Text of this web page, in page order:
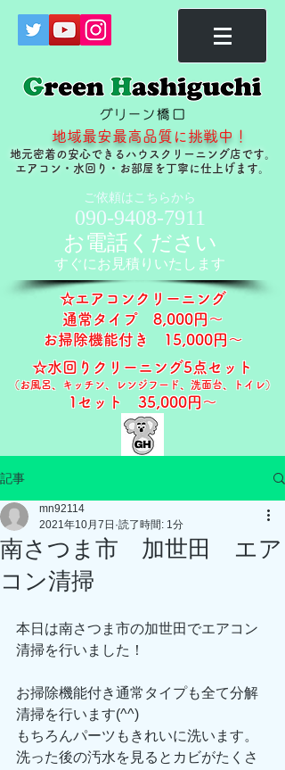
ご依頼はこちらから
090-9408-7911
お電話ください
すぐに​お見積りいたします
地域最安最高品質に挑戦中！
地元密着の安心できるハウスクリーニング店です。
​エアコン・水回り・お部屋を丁寧に仕上げます。
☆エアコンクリーニング
通常タイプ ​8,000円～
お掃除機能付き 15,000円～​​
☆水回りクリーニング5点セット
（お風呂、キッチン、レンジフード、洗面台、トイレ）
1セット 35,000円～​​
記事
南さつま市 加世田 エア
コン清掃
mn92114
2021年10月7日 読了時間: 1分
本日は南さつま市の加世田でエアコン
清掃を行いました！
お掃除機能付き通常タイプも全て分解
清掃を行います(^^)
もちろんパーツもきれいに洗います。
洗った後の汚水を見るとカビがたくさ